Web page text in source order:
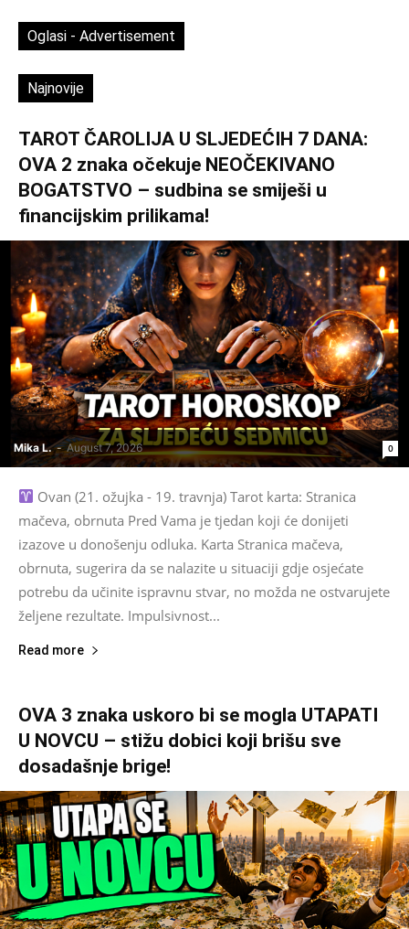
Oglasi - Advertisement
Najnovije
TAROT ČAROLIJA U SLJEDEĆIH 7 DANA:
OVA 2 znaka očekuje NEOČEKIVANO
BOGATSTVO – sudbina se smiješi u
financijskim prilikama!
Mika L. - August 7, 2026 0
Ovan (21. ožujka - 19. travnja) Tarot karta: Stranica
mačeva, obrnuta Pred Vama je tjedan koji će donijeti
izazove u donošenju odluka. Karta Stranica mačeva,
obrnuta, sugerira da se nalazite u situaciji gdje osjećate
potrebu da učinite ispravnu stvar, no možda ne ostvarujete
željene rezultate. Impulsivnost...
Read more
OVA 3 znaka uskoro bi se mogla UTAPATI
U NOVCU – stižu dobici koji brišu sve
dosadašnje brige!